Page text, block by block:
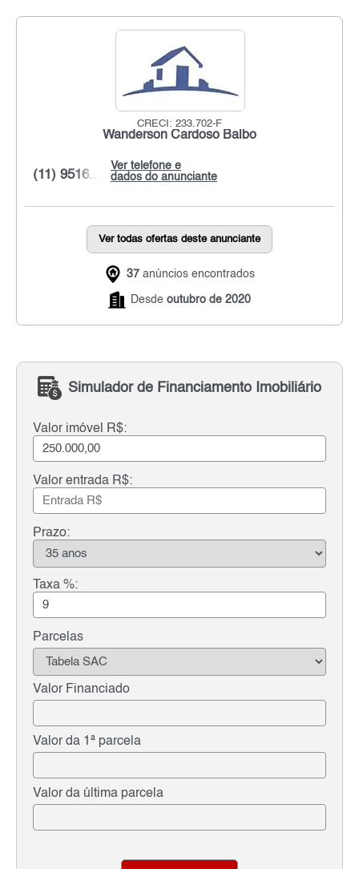
CRECI: 233.702-F
Wanderson Cardoso Balbo
Ver telefone e
dados do anunciante
(11) 9516...
Ver todas ofertas deste anunciante
37 anúncios encontrados
Desde outubro de 2020
Simulador de Financiamento Imobiliário
Valor imóvel R$:
Valor entrada R$:
Prazo:
Taxa %:
Parcelas
Valor Financiado
Valor da 1ª parcela
Valor da última parcela